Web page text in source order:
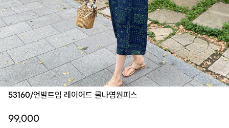
53160/언발트임 레이어드 쿨나염원피스
99,000